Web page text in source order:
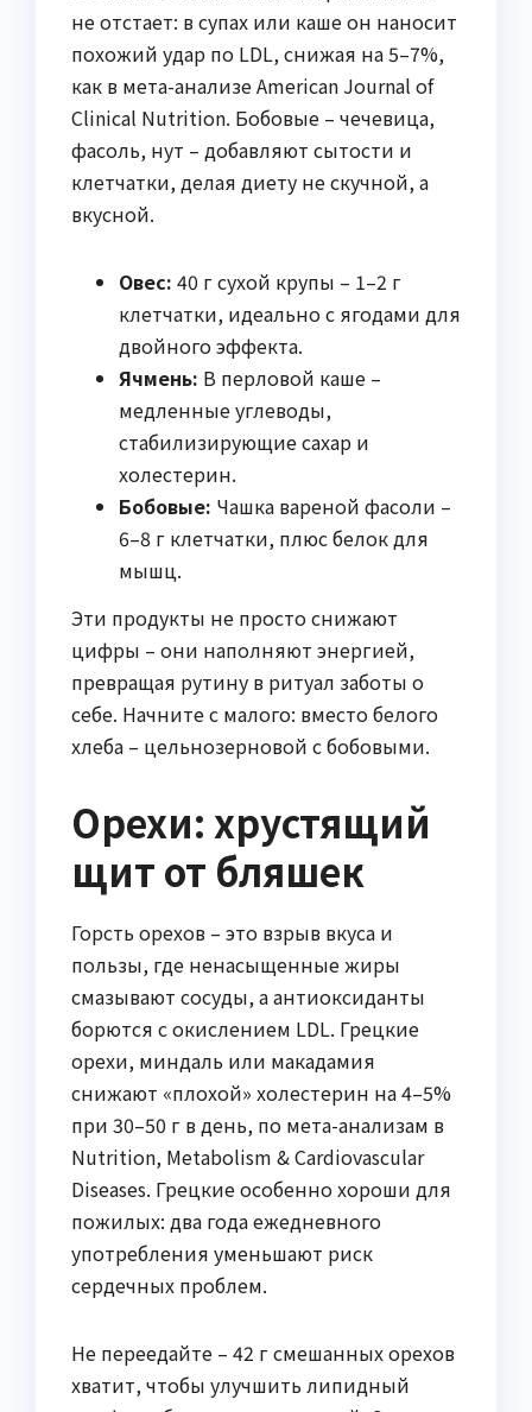
не отстает: в супах или каше он наносит
похожий удар по LDL, снижая на 5–7%,
как в мета-анализе American Journal of
Clinical Nutrition. Бобовые – чечевица,
фасоль, нут – добавляют сытости и
клетчатки, делая диету не скучной, а
вкусной.
Овес: 40 г сухой крупы – 1–2 г
клетчатки, идеально с ягодами для
двойного эффекта.
Ячмень: В перловой каше –
медленные углеводы,
стабилизирующие сахар и
холестерин.
Бобовые: Чашка вареной фасоли –
6–8 г клетчатки, плюс белок для
мышц.
Эти продукты не просто снижают
цифры – они наполняют энергией,
превращая рутину в ритуал заботы о
себе. Начните с малого: вместо белого
хлеба – цельнозерновой с бобовыми.
Орехи: хрустящий
щит от бляшек
Горсть орехов – это взрыв вкуса и
пользы, где ненасыщенные жиры
смазывают сосуды, а антиоксиданты
борются с окислением LDL. Грецкие
орехи, миндаль или макадамия
снижают «плохой» холестерин на 4–5%
при 30–50 г в день, по мета-анализам в
Nutrition, Metabolism & Cardiovascular
Diseases. Грецкие особенно хороши для
пожилых: два года ежедневного
употребления уменьшают риск
сердечных проблем.
Не переедайте – 42 г смешанных орехов
хватит, чтобы улучшить липидный